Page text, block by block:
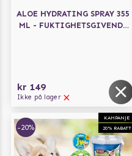
ALOE HYDRATING SPRAY 355
ML - FUKTIGHETSGIVENDE
kr 149
Ikke på lager
KAMPANJE
20% RABATT
-20%